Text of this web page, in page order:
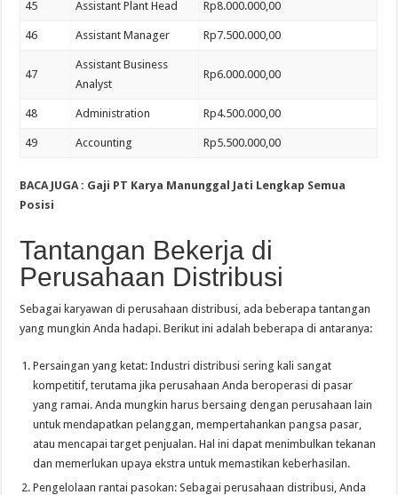
45 Assistant Plant Head Rp8.000.000,00
46 Assistant Manager Rp7.500.000,00
47
Assistant Business
Analyst
Rp6.000.000,00
48 Administration Rp4.500.000,00
49 Accounting Rp5.500.000,00
BACA JUGA : Gaji PT Karya Manunggal Jati Lengkap Semua
Posisi
Tantangan Bekerja di
Perusahaan Distribusi
Sebagai karyawan di perusahaan distribusi, ada beberapa tantangan
yang mungkin Anda hadapi. Berikut ini adalah beberapa di antaranya:
Persaingan yang ketat: Industri distribusi sering kali sangat
kompetitif, terutama jika perusahaan Anda beroperasi di pasar
yang ramai. Anda mungkin harus bersaing dengan perusahaan lain
untuk mendapatkan pelanggan, mempertahankan pangsa pasar,
atau mencapai target penjualan. Hal ini dapat menimbulkan tekanan
dan memerlukan upaya ekstra untuk memastikan keberhasilan.
Pengelolaan rantai pasokan: Sebagai perusahaan distribusi, Anda